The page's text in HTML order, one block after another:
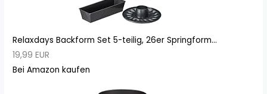
Relaxdays Backform Set 5-teilig, 26er Springform...
19,99 EUR
Bei Amazon kaufen